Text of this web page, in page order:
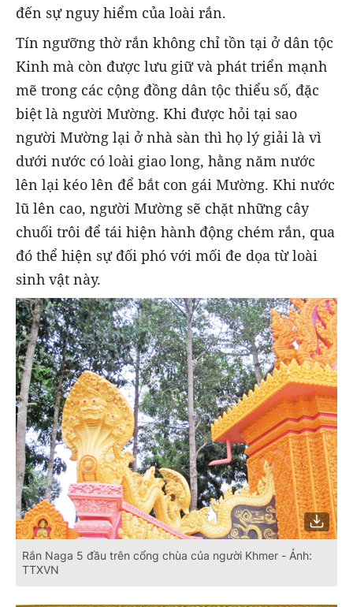
đến sự nguy hiểm của loài rắn.
Tín ngưỡng thờ rắn không chỉ tồn tại ở dân tộc
Kinh mà còn được lưu giữ và phát triển mạnh
mẽ trong các cộng đồng dân tộc thiểu số, đặc
biệt là người Mường. Khi được hỏi tại sao
người Mường lại ở nhà sàn thì họ lý giải là vì
dưới nước có loài giao long, hằng năm nước
lên lại kéo lên để bắt con gái Mường. Khi nước
lũ lên cao, người Mường sẽ chặt những cây
chuối trôi để tái hiện hành động chém rắn, qua
đó thể hiện sự đối phó với mối đe dọa từ loài
sinh vật này.
Rắn Naga 5 đầu trên cổng chùa của người Khmer - Ảnh:
TTXVN